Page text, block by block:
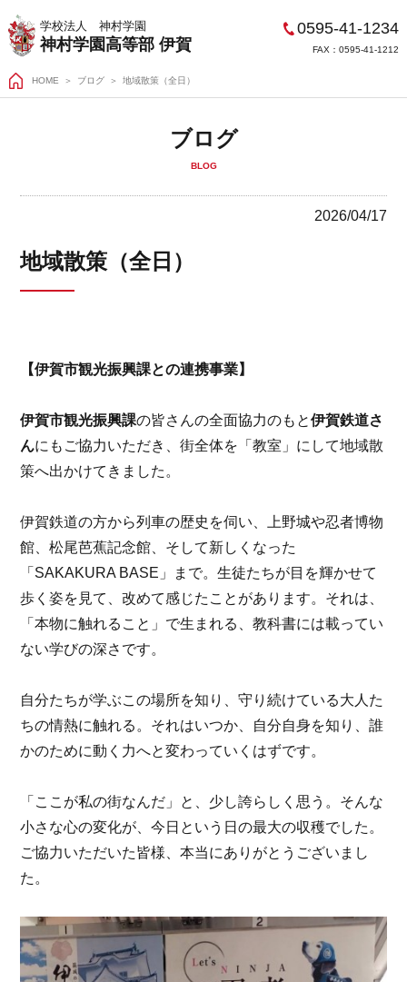
学校法人 神村学園
神村学園高等部 伊賀
0595-41-1234
FAX：0595-41-1212
HOME ＞ ブログ 地域散策（全日）
ブログ
BLOG
2026/04/17
地域散策（全日）
【伊賀市観光振興課との連携事業】
伊賀市観光振興課の皆さんの全面協力のもと伊賀鉄道さ
んにもご協力いただき、街全体を「教室」にして地域散
策へ出かけてきました。
伊賀鉄道の方から列車の歴史を伺い、上野城や忍者博物
館、松尾芭蕉記念館、そして新しくなった
「SAKAKURA BASE」まで。生徒たちが目を輝かせて
歩く姿を見て、改めて感じたことがあります。それは、
「本物に触れること」で生まれる、教科書には載ってい
ない学びの深さです。
自分たちが学ぶこの場所を知り、守り続けている大人た
ちの情熱に触れる。それはいつか、自分自身を知り、誰
かのために動く力へと変わっていくはずです。
「ここが私の街なんだ」と、少し誇らしく思う。そんな
小さな心の変化が、今日という日の最大の収穫でした。
ご協力いただいた皆様、本当にありがとうございまし
た。